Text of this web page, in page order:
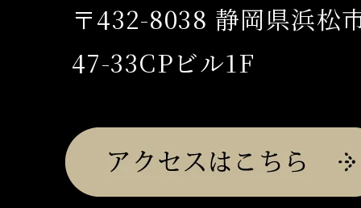
〒432-8038 静岡県浜松
47-33CPビル1F